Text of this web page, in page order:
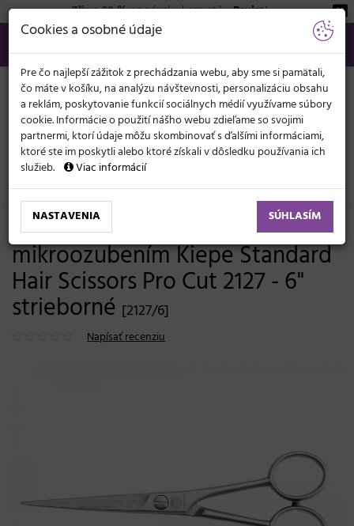
Zľava 20 %na pánsku kozmetikuBeviro!
02/21 201 099
info@svetkadernictva.sk
Po−pia: 8−17
Všetko o nákupe €
KATEGÓRIE
MENU
Kadernícke potreby Nožnice Pre začiatočníkov a študentov
Kadernícke nožnice s
mikroozubením Kiepe Standard
Hair Scissors Pro Cut 2127 - 6"
strieborné [2127/6]
Napísať recenziu
Cookies a osobné údaje
Pre čo najlepší zážitok z prechádzania webu, aby sme si pamätali,
čo máte v košíku, na analýzu návštevnosti, personalizáciu obsahu
a reklám, poskytovanie funkcií sociálnych médií využívame súbory
cookie. Informácie o použití nášho webu zdieľame so svojimi
partnermi, ktorí údaje môžu skombinovať s ďalšími informáciami,
ktoré ste im poskytli alebo ktoré získali v dôsledku používania ich
služieb.
Viac informácií
NASTAVENIA SÚHLASÍM